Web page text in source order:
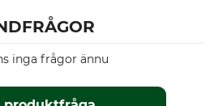
inga frågor ännu